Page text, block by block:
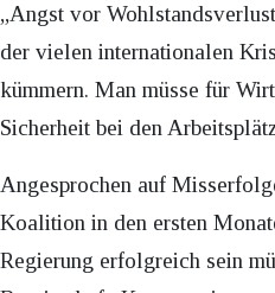
„Angst vor
der vielen internationalen
kümmern. Man müsse für
Sicherheit bei den
Angesprochen auf
Koalition in den ersten
Regierung erfolgreich sein